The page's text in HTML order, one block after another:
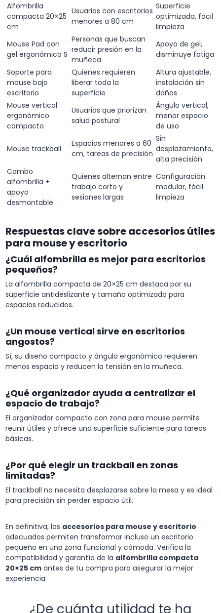
Alfombrilla
compacta 20×25
cm
Usuarios con escritorios
menores a 80 cm
Superficie
optimizada, fácil
limpieza
Mouse Pad con
gel ergonómico S
Personas que buscan
reducir presión en la
muñeca
Apoyo de gel,
disminuye fatiga
Soporte para
mouse bajo
escritorio
Quienes requieren
liberar toda la
superficie
Altura ajustable,
instalación sin
daños
Mouse vertical
ergonómico
compacto
Usuarios que priorizan
salud postural
Ángulo vertical,
menor espacio
de uso
Mouse trackball
Espacios menores a 60
cm, tareas de precisión
Sin
desplazamiento,
alta precisión
Combo
alfombrilla +
apoyo
desmontable
Quienes alternan entre
trabajo corto y
sesiones largas
Configuración
modular, fácil
limpieza
Respuestas clave sobre accesorios útiles
para mouse y escritorio
¿Cuál alfombrilla es mejor para escritorios
pequeños?
La alfombrilla compacta de 20×25 cm destaca por su
superficie antideslizante y tamaño optimizado para
espacios reducidos.
¿Un mouse vertical sirve en escritorios
angostos?
Sí, su diseño compacto y ángulo ergonómico requieren
menos espacio y reducen la tensión en la muñeca.
¿Qué organizador ayuda a centralizar el
espacio de trabajo?
El organizador compacto con zona para mouse permite
reunir útiles y ofrece una superficie suficiente para tareas
básicas.
¿Por qué elegir un trackball en zonas
limitadas?
El trackball no necesita desplazarse sobre la mesa y es ideal
para precisión sin perder espacio útil.
En definitiva, los accesorios para mouse y escritorio
adecuados permiten transformar incluso un escritorio
pequeño en una zona funcional y cómoda. Verifica la
compatibilidad y garantía de la alfombrilla compacta
20×25 cm antes de tu compra para asegurar la mejor
experiencia.
¿De cuánta utilidad te ha